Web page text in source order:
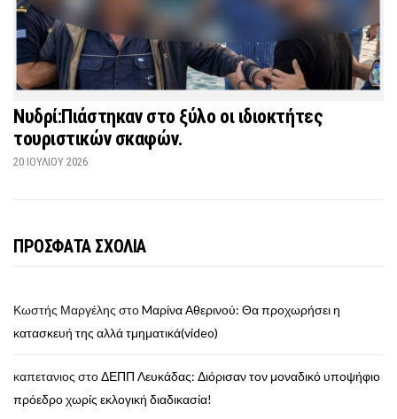
Νυδρί:Πιάστηκαν στο ξύλο οι ιδιοκτήτες
τουριστικών σκαφών.
20 ΙΟΥΛΊΟΥ 2026
ΠΡΟΣΦΑΤΑ ΣΧΟΛΙΑ
Κωστής Μαργέλης στοMαρίνα Αθερινού: Θα προχωρήσει η
κατασκευή της αλλά τμηματικά(video)
καπετανιος στοΔΕΠΠ Λευκάδας: Διόρισαν τον μοναδικό υποψήφιο
πρόεδρο χωρίς εκλογική διαδικασία!